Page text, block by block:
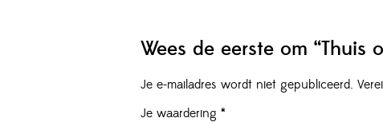
Wees de eerste om
Je e-mailadres wordt niet gepubliceerd.
Je waardering *